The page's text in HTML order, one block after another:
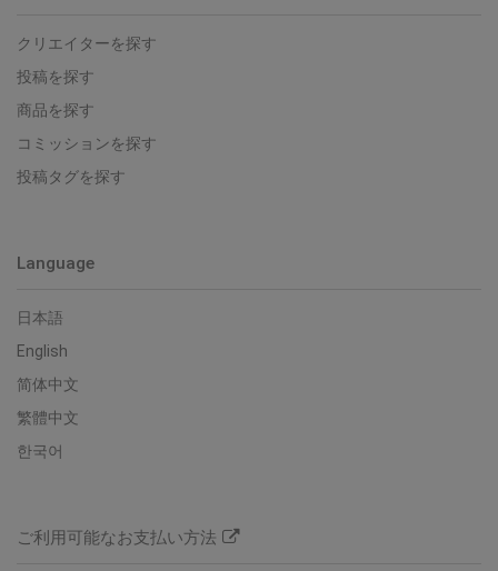
クリエイターを探す
投稿を探す
商品を探す
コミッションを探す
投稿タグを探す
Language
日本語
English
简体中文
繁體中文
한국어
ご利用可能なお支払い方法